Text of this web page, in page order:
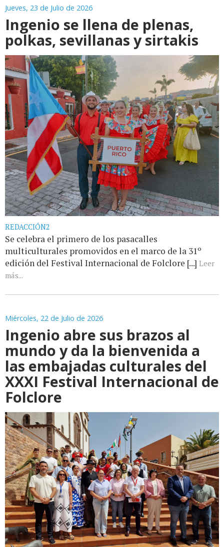
Jueves, 23 de Julio de 2026
Ingenio se llena de plenas,
polkas, sevillanas y sirtakis
REDACCIÓN2
Se celebra el primero de los pasacalles
multiculturales promovidos en el marco de la 31º
edición del Festival Internacional de Folclore [...] Leer
más...
Miércoles, 22 de Julio de 2026
Ingenio abre sus brazos al
mundo y da la bienvenida a
las embajadas culturales del
XXXI Festival Internacional de
Folclore